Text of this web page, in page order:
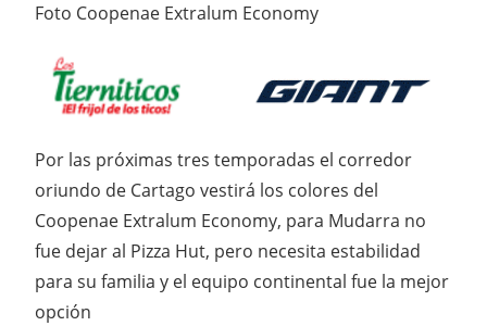
Foto Coopenae Extralum Economy
Por las próximas tres temporadas el corredor
oriundo de Cartago vestirá los colores del
Coopenae Extralum Economy, para Mudarra no
fue dejar al Pizza Hut, pero necesita estabilidad
para su familia y el equipo continental fue la mejor
opción